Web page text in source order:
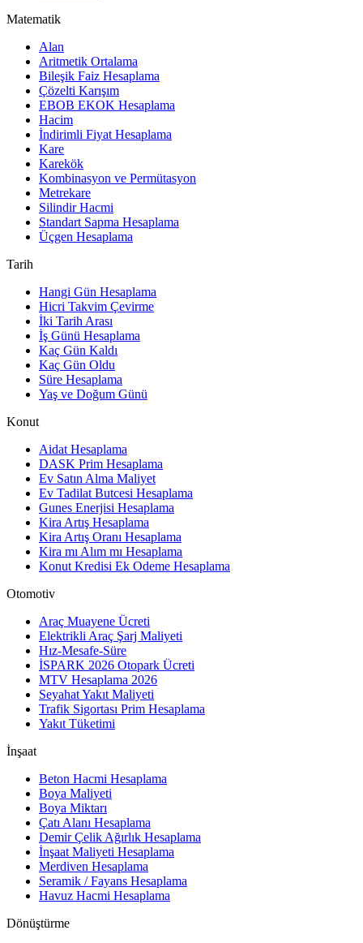
Matematik
Alan
Aritmetik Ortalama
Bileşik Faiz Hesaplama
Çözelti Karışım
EBOB EKOK Hesaplama
Hacim
İndirimli Fiyat Hesaplama
Kare
Karekök
Kombinasyon ve Permütasyon
Metrekare
Silindir Hacmi
Standart Sapma Hesaplama
Üçgen Hesaplama
Tarih
Hangi Gün Hesaplama
Hicri Takvim Çevirme
İki Tarih Arası
İş Günü Hesaplama
Kaç Gün Kaldı
Kaç Gün Oldu
Süre Hesaplama
Yaş ve Doğum Günü
Konut
Aidat Hesaplama
DASK Prim Hesaplama
Ev Satın Alma Maliyet
Ev Tadilat Butcesi Hesaplama
Gunes Enerjisi Hesaplama
Kira Artış Hesaplama
Kira Artış Oranı Hesaplama
Kira mı Alım mı Hesaplama
Konut Kredisi Ek Odeme Hesaplama
Otomotiv
Araç Muayene Ücreti
Elektrikli Araç Şarj Maliyeti
Hız-Mesafe-Süre
İSPARK 2026 Otopark Ücreti
MTV Hesaplama 2026
Seyahat Yakıt Maliyeti
Trafik Sigortası Prim Hesaplama
Yakıt Tüketimi
İnşaat
Beton Hacmi Hesaplama
Boya Maliyeti
Boya Miktarı
Çatı Alanı Hesaplama
Demir Çelik Ağırlık Hesaplama
İnşaat Maliyeti Hesaplama
Merdiven Hesaplama
Seramik / Fayans Hesaplama
Havuz Hacmi Hesaplama
Dönüştürme